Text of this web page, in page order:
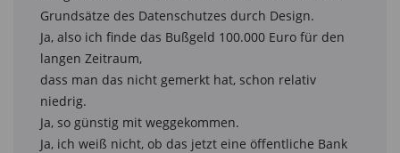
Grundsätze des Datenschutzes durch Design.
Ja, also ich finde das Bußgeld 100.000 Euro für den
langen Zeitraum,
dass man das nicht gemerkt hat, schon relativ
niedrig.
Ja, so günstig mit weggekommen.
Ja, ich weiß nicht, ob das jetzt eine öffentliche Bank